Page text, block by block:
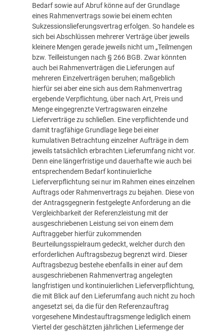
Bedarf sowie auf Abruf könne auf der Grundlage
eines Rahmenvertrags sowie bei einem echten
Sukzessionslieferungsvertrag erfolgen. So handele es
sich bei Abschlüssen mehrerer Verträge über jeweils
kleinere Mengen gerade jeweils nicht um „Teilmengen
bzw. Teilleistungen nach § 266 BGB. Zwar könnten
auch bei Rahmenverträgen die Lieferungen auf
mehreren Einzelverträgen beruhen; maßgeblich
hierfür sei aber eine sich aus dem Rahmenvertrag
ergebende Verpflichtung, über nach Art, Preis und
Menge eingegrenzte Vertragswaren einzelne
Lieferverträge zu schließen. Eine verpflichtende und
damit tragfähige Grundlage liege bei einer
kumulativen Betrachtung einzelner Aufträge in dem
jeweils tatsächlich erbrachten Lieferumfang nicht vor.
Denn eine längerfristige und dauerhafte wie auch bei
entsprechendem Bedarf kontinuierliche
Lieferverpflichtung sei nur im Rahmen eines einzelnen
Auftrags oder Rahmenvertrags zu bejahen. Diese von
der Antragsgegnerin festgelegte Anforderung an die
Vergleichbarkeit der Referenzleistung mit der
ausgeschriebenen Leistung sei von einem dem
Auftraggeber hierfür zukommenden
Beurteilungsspielraum gedeckt, welcher durch den
erforderlichen Auftragsbezug begrenzt wird. Dieser
Auftragsbezug bestehe ebenfalls in einer auf dem
ausgeschriebenen Rahmenvertrag angelegten
langfristigen und kontinuierlichen Lieferverpflichtung,
die mit Blick auf den Lieferumfang auch nicht zu hoch
angesetzt sei, da die für den Referenzauftrag
vorgesehene Mindestauftragsmenge lediglich einem
Viertel der geschätzten jährlichen Liefermenge der